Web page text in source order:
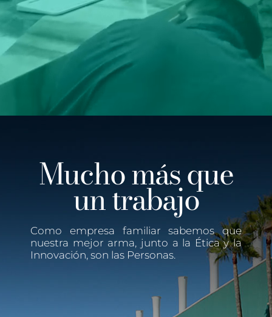
Mucho más que
un trabajo
Como empresa familiar sabemos que
nuestra mejor arma, junto a la Ética y la
Innovación, son las Personas.